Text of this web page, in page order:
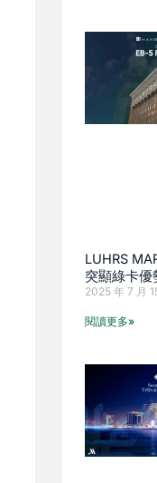
LUHRS
突顯綠卡優
2025 年 7 月
閱讀更多»